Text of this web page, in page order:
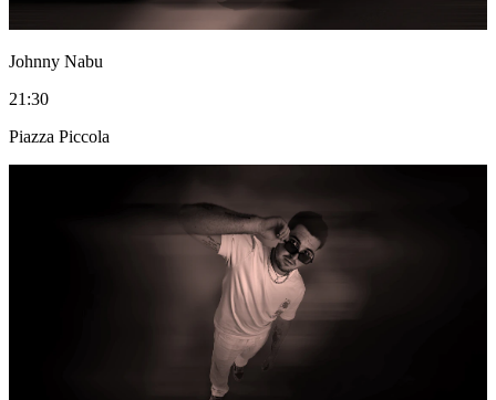
Johnny Nabu
21:30
Piazza Piccola